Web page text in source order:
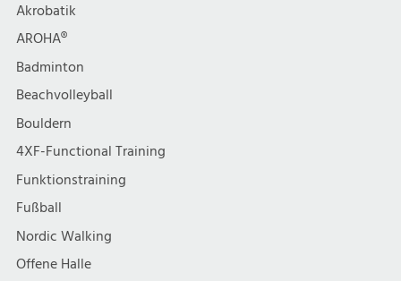
Akrobatik
AROHA®
Badminton
Beachvolleyball
Bouldern
4XF-Functional Training
Funktionstraining
Fußball
Nordic Walking
Offene Halle